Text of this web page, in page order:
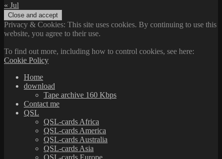
« Jul
Privacy & Cookies: This site uses cookies. By continuing to use this
website, you agree to their use.
To find out more, including how to control cookies, see here:
Cookie Policy
Home
download
Tape archive 160 Kbps
Contact me
QSL
QSL-cards Africa
QSL-cards America
QSL-cards Australia
QSL-cards Asia
QSL-cards Europe